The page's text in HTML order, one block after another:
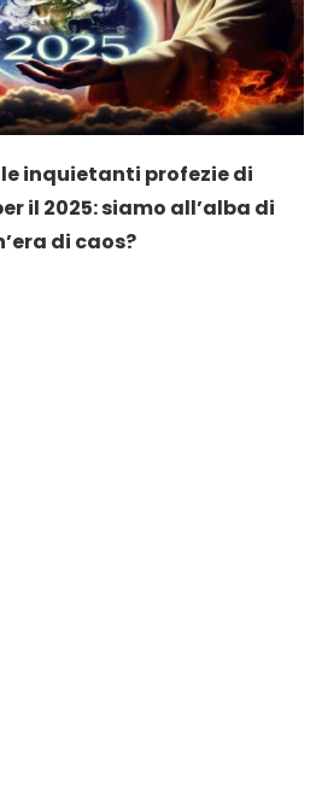
inquietanti profezie di
il 2025: siamo all’alba di
di caos?